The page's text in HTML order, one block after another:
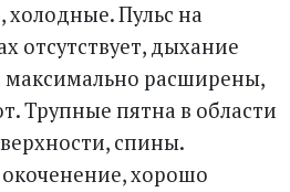
холодные. Пульс на
отсутствует, дыхание
максимально расширены,
Трупные пятна в области
спины.
хорошо